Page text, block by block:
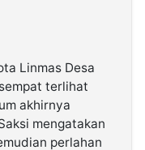
Linmas Desa
terlihat
akhirnya
mengatakan
perlahan